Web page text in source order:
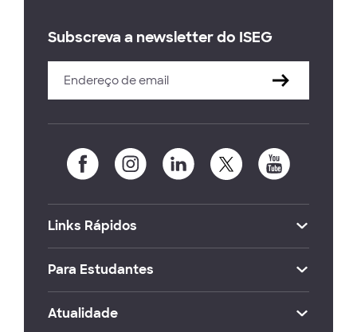
Subscreva a newsletter do ISEG
Links Rápidos
Para Estudantes
Atualidade